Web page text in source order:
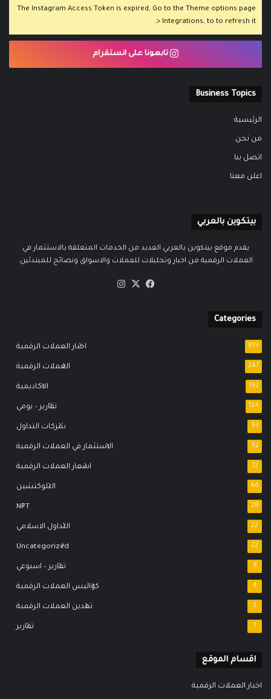
The Instagram Access Token is expired, Go to the Theme options page
> Integrations, to to refresh it.
تابعونا على انستقرام
Business Topics
الرئيسية
من نحن
اتصل بنا
اعلن معنا
بيتكوين بالعربي
يقدم موقع بيتكوين بالعربي العديد من الخدمات المتعلقة بالاستثمار في
العملات الرقمية من اخبار وتحليلات للعملات والاسواق ونصائح للمبتدئين.
فيسبوك
‫X
Categories
اخبار العملات الرقمية 819
العملات الرقمية 247
الاكاديمية 192
تقارير – يومي 124
شركات التداول 93
الاستثمار في العملات الرقمية 92
اسعار العملات الرقمية 72
البلوكتشين 46
NFT 28
التداول الاسلامي 22
Uncategorized 22
تقارير – اسبوعي 8
كواليس العملات الرقمية 4
تعدين العملات الرقمية 3
تقارير 1
اقسام الموقع
اخبار العملات الرقمية